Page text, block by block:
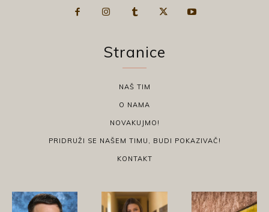
Stranice
NAŠ TIM
O NAMA
NOVAKUJMO!
PRIDRUŽI SE NAŠEM TIMU, BUDI POKAZIVAČ!
KONTAKT